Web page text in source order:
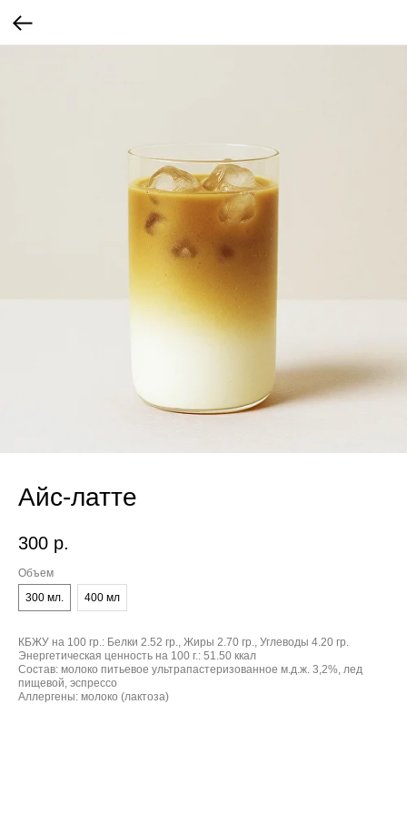
Айс-латте
300 р.
Объем
300 мл.
400 мл
КБЖУ на 100 гр.: Белки 2.52 гр., Жиры 2.70 гр., Углеводы 4.20 гр.
Энергетическая ценность на 100 г.: 51.50 ккал
Состав: молоко питьевое ультрапастеризованное м.д.ж. 3,2%, лед
пищевой, эспрессо
Аллергены: молоко (лактоза)